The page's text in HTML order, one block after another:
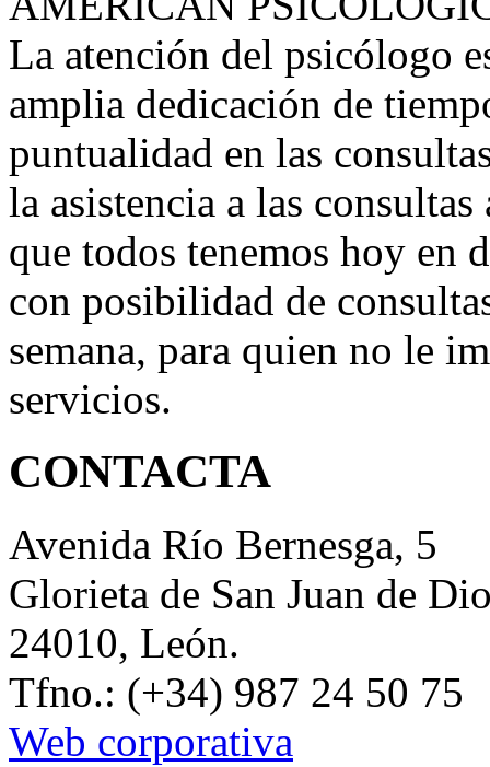
La atención del psicólogo
amplia dedicación de
puntualidad en las
la asistencia a las
que todos tenemos hoy en
con posibilidad de
semana, para quien no le
servicios.
CONTACTA
Avenida Río Bernesga, 5
Glorieta de San Juan de
24010, León.
Tfno.: (+34) 987 24 50 75
Web corporativa